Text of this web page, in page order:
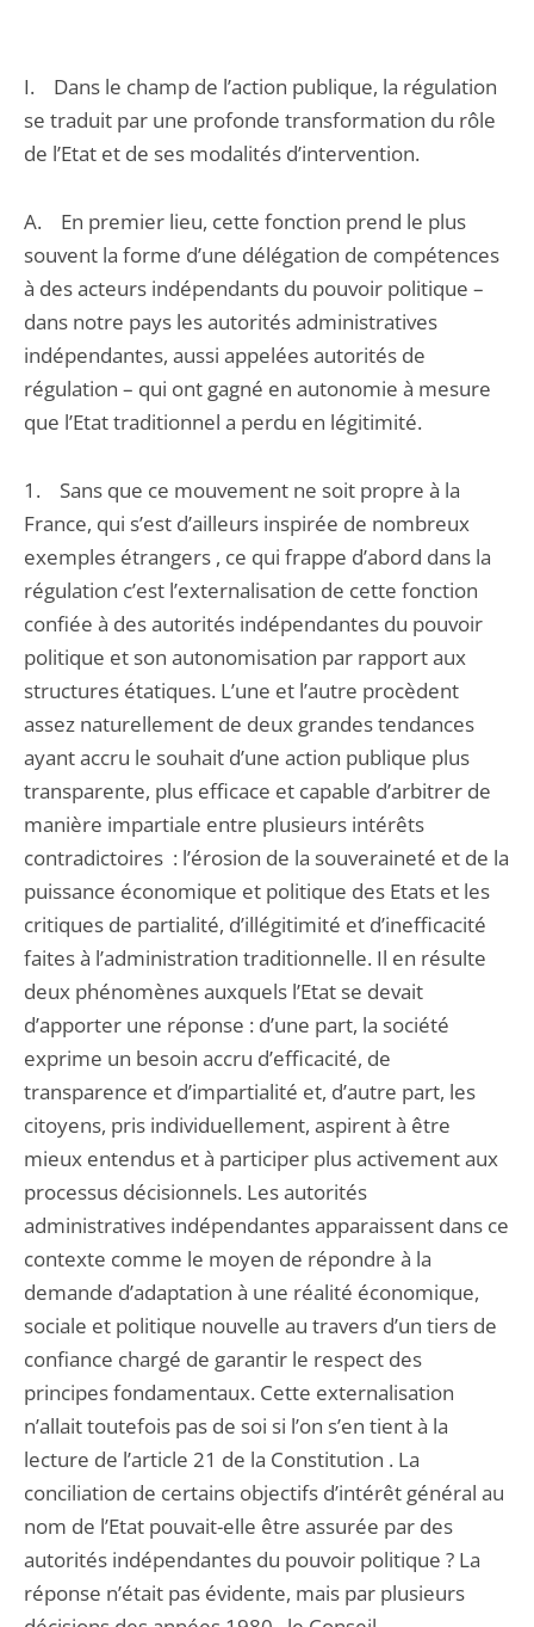
I. Dans le champ de l’action publique, la régulation
se traduit par une profonde transformation du rôle
de l’Etat et de ses modalités d’intervention.
A. En premier lieu, cette fonction prend le plus
souvent la forme d’une délégation de compétences
à des acteurs indépendants du pouvoir politique –
dans notre pays les autorités administratives
indépendantes, aussi appelées autorités de
régulation – qui ont gagné en autonomie à mesure
que l’Etat traditionnel a perdu en légitimité.
1. Sans que ce mouvement ne soit propre à la
France, qui s’est d’ailleurs inspirée de nombreux
exemples étrangers , ce qui frappe d’abord dans la
régulation c’est l’externalisation de cette fonction
confiée à des autorités indépendantes du pouvoir
politique et son autonomisation par rapport aux
structures étatiques. L’une et l’autre procèdent
assez naturellement de deux grandes tendances
ayant accru le souhait d’une action publique plus
transparente, plus efficace et capable d’arbitrer de
manière impartiale entre plusieurs intérêts
contradictoires : l’érosion de la souveraineté et de la
puissance économique et politique des Etats et les
critiques de partialité, d’illégitimité et d’inefficacité
faites à l’administration traditionnelle. Il en résulte
deux phénomènes auxquels l’Etat se devait
d’apporter une réponse : d’une part, la société
exprime un besoin accru d’efficacité, de
transparence et d’impartialité et, d’autre part, les
citoyens, pris individuellement, aspirent à être
mieux entendus et à participer plus activement aux
processus décisionnels. Les autorités
administratives indépendantes apparaissent dans ce
contexte comme le moyen de répondre à la
demande d’adaptation à une réalité économique,
sociale et politique nouvelle au travers d’un tiers de
confiance chargé de garantir le respect des
principes fondamentaux. Cette externalisation
n’allait toutefois pas de soi si l’on s’en tient à la
lecture de l’article 21 de la Constitution . La
conciliation de certains objectifs d’intérêt général au
nom de l’Etat pouvait-elle être assurée par des
autorités indépendantes du pouvoir politique ? La
réponse n’était pas évidente, mais par plusieurs